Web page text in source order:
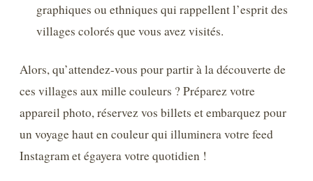
graphiques ou ethniques qui rappellent l’esprit des
villages colorés que vous avez visités.
Alors, qu’attendez-vous pour partir à la découverte de
ces villages aux mille couleurs ? Préparez votre
appareil photo, réservez vos billets et embarquez pour
un voyage haut en couleur qui illuminera votre feed
Instagram et égayera votre quotidien !